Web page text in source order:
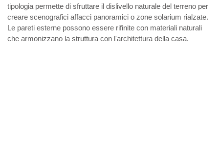
tipologia permette di sfruttare il dislivello naturale del terreno per
creare scenografici affacci panoramici o zone solarium rialzate.
Le pareti esterne possono essere rifinite con materiali naturali
che armonizzano la struttura con l'architettura della casa.